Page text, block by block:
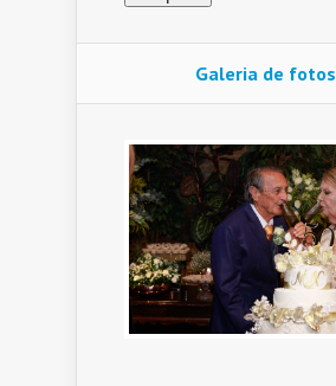
Galeria de fotos